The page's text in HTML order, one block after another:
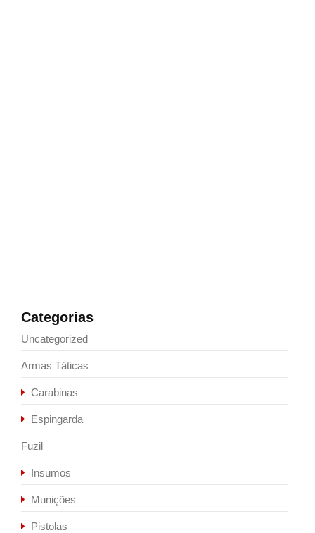
Categorias
Uncategorized
Armas Táticas
Carabinas
Espingarda
Fuzil
Insumos
Munições
Pistolas